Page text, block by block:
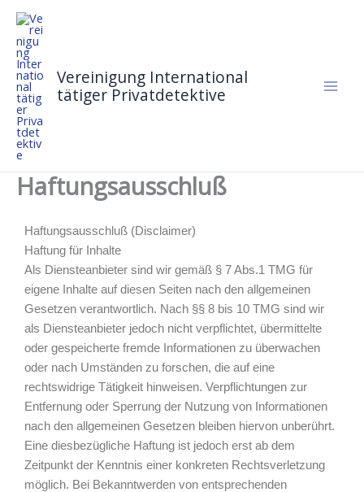
Zum
Inhalt
springen
Vereinigung International
tätiger Privatdetektive
Haftungsausschluß
Haftungsausschluß (Disclaimer)
Haftung für Inhalte
Als Diensteanbieter sind wir gemäß § 7 Abs.1 TMG für
eigene Inhalte auf diesen Seiten nach den allgemeinen
Gesetzen verantwortlich. Nach §§ 8 bis 10 TMG sind wir
als Diensteanbieter jedoch nicht verpflichtet, übermittelte
oder gespeicherte fremde Informationen zu überwachen
oder nach Umständen zu forschen, die auf eine
rechtswidrige Tätigkeit hinweisen. Verpflichtungen zur
Entfernung oder Sperrung der Nutzung von Informationen
nach den allgemeinen Gesetzen bleiben hiervon unberührt.
Eine diesbezügliche Haftung ist jedoch erst ab dem
Zeitpunkt der Kenntnis einer konkreten Rechtsverletzung
möglich. Bei Bekanntwerden von entsprechenden